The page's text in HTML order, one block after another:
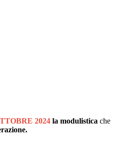
2024 la modulistica che